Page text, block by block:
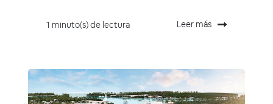
1 minuto(s) de lectura Leer más